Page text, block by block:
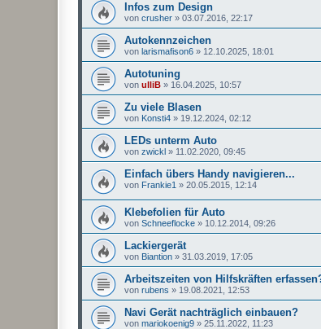
Infos zum Design
von crusher » 03.07.2016, 22:17
Autokennzeichen
von larismafison6 » 12.10.2025, 18:01
Autotuning
von ulliB » 16.04.2025, 10:57
Zu viele Blasen
von Konsti4 » 19.12.2024, 02:12
LEDs unterm Auto
von zwickl » 11.02.2020, 09:45
Einfach übers Handy navigieren...
von Frankie1 » 20.05.2015, 12:14
Klebefolien für Auto
von Schneeflocke » 10.12.2014, 09:26
Lackiergerät
von Biantion » 31.03.2019, 17:05
Arbeitszeiten von Hilfskräften
von rubens » 19.08.2021, 12:53
Navi Gerät nachträglich einbauen?
von mariokoenig9 » 25.11.2022, 11:23